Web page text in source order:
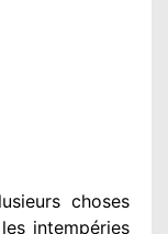
choses
intempéries